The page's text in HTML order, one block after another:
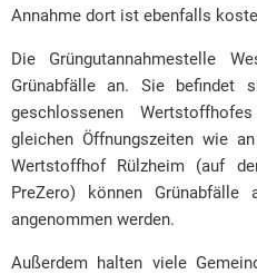
Annahme dort ist ebenfalls
Die Grüngutannahmestelle
Grünabfälle an. Sie befindet
geschlossenen
gleichen Öffnungszeiten wie
Wertstoffhof Rülzheim (auf
PreZero) können Grünabfälle
angenommen werden.
Außerdem halten viele